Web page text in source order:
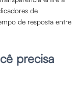
de
de resposta entre
precisa